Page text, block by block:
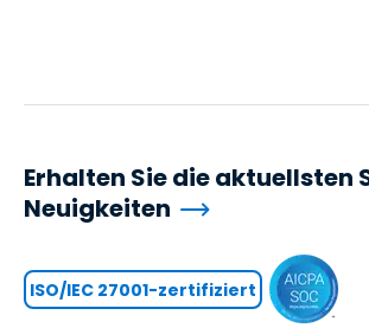
Erhalten Sie die aktuellsten
Neuigkeiten
ISO/IEC 27001-zertifiziert